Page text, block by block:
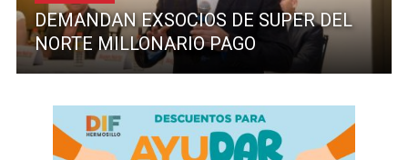
DEMANDAN EXSOCIOS DE SUPER DEL
NORTE MILLONARIO PAGO